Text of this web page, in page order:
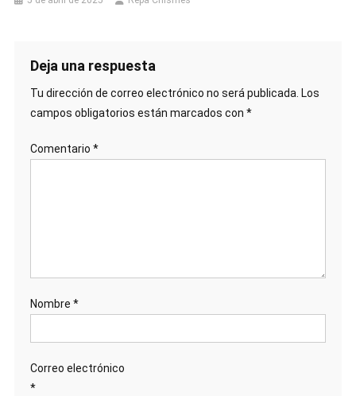
Deja una respuesta
Tu dirección de correo electrónico no será publicada. Los
campos obligatorios están marcados con *
Comentario *
Nombre *
Correo electrónico
*